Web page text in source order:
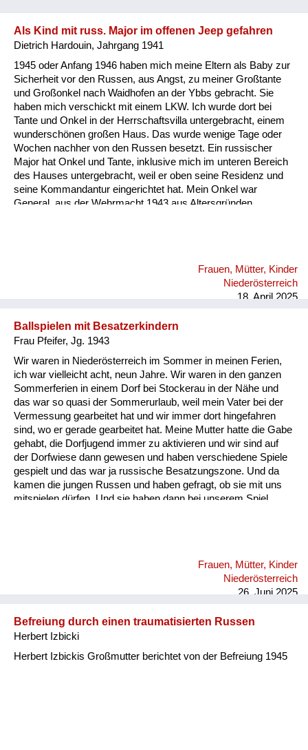
Kategorie
Besatzungsmächte
Frauen, Mütter, Kinder
Versorgung
Heimkehrer
Fluchtgeschichten
Wiederaufbau und
Wohnen
Als Kind mit russ. Major im offenen Jeep gefahren
Dietrich Hardouin, Jahrgang 1941
1945 oder Anfang 1946 haben mich meine Eltern als Baby zur
Sicherheit vor den Russen, aus Angst, zu meiner Großtante
und Großonkel nach Waidhofen an der Ybbs gebracht. Sie
haben mich verschickt mit einem LKW. Ich wurde dort bei
Tante und Onkel in der Herrschaftsvilla untergebracht, einem
wunderschönen großen Haus. Das wurde wenige Tage oder
Wochen nachher von den Russen besetzt. Ein russischer
Major hat Onkel und Tante, inklusive mich im unteren Bereich
des Hauses untergebracht, weil er oben seine Residenz und
seine Kommandantur eingerichtet hat. Mein Onkel war
General, aus der Wehrmacht 1943 aus Altersgründen
irgendwie entdeckt. Der russische Major hat aber keine
Ressentiments gehabt; sondern er hat seinen Adjutanten
Frauen, Mütter, Kinder
Niederösterreich
18. April 2025
Ballspielen mit Besatzerkindern
Frau Pfeifer, Jg. 1943
Wir waren in Niederösterreich im Sommer in meinen Ferien,
ich war vielleicht acht, neun Jahre. Wir waren in den ganzen
Sommerferien in einem Dorf bei Stockerau in der Nähe und
das war so quasi der Sommerurlaub, weil mein Vater bei der
Vermessung gearbeitet hat und wir immer dort hingefahren
sind, wo er gerade gearbeitet hat. Meine Mutter hatte die Gabe
gehabt, die Dorfjugend immer zu aktivieren und wir sind auf
der Dorfwiese dann gewesen und haben verschiedene Spiele
gespielt und das war ja russische Besatzungszone. Und da
kamen die jungen Russen und haben gefragt, ob sie mit uns
mitspielen dürfen. Und sie haben dann bei unserem Spiel
Freunde von ihr erlebt haben. Ich selbst habe das nie erlebt.
Frauen, Mütter, Kinder
Niederösterreich
26. Juni 2025
Befreiung durch einen traumatisierten Russen
Herbert Izbicki
Herbert Izbickis Großmutter berichtet von der Befreiung 1945